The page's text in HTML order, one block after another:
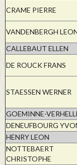
CRAME PIERRE
VANDENBERGH
CALLEBAUT ELLEN
DE ROUCK FRANS
STAESSEN WERNER
GOEMINNE-
DENEUFBOURG
HENRY LEON
NOTTEBAERT
CHRISTOPHE